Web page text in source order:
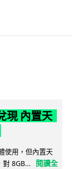
現 內置天
使用，但內置天
對 8GB...
閱讀全